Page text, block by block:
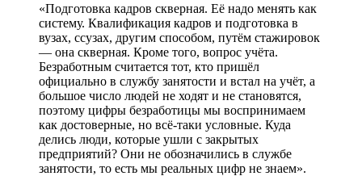
«Подготовка кадров скверная. Её надо менять как
систему. Квалификация кадров и подготовка в
вузах, ссузах, другим способом, путём стажировок
— она скверная. Кроме того, вопрос учёта.
Безработным считается тот, кто пришёл
официально в службу занятости и встал на учёт, а
большое число людей не ходят и не становятся,
поэтому цифры безработицы мы воспринимаем
как достоверные, но всё-таки условные. Куда
делись люди, которые ушли с закрытых
предприятий? Они не обозначились в службе
занятости, то есть мы реальных цифр не знаем».